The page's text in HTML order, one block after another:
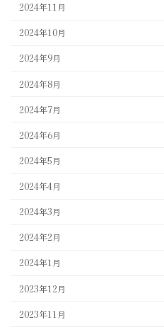
2024年11月
2024年10月
2024年9月
2024年8月
2024年7月
2024年6月
2024年5月
2024年4月
2024年3月
2024年2月
2024年1月
2023年12月
2023年11月